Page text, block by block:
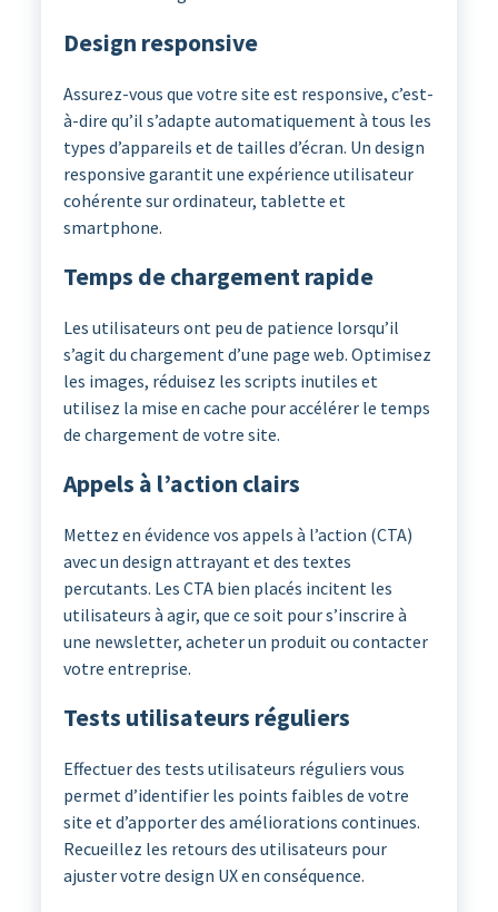
Design responsive
Assurez-vous que votre site est responsive, c’est-
à-dire qu’il s’adapte automatiquement à tous les
types d’appareils et de tailles d’écran. Un design
responsive garantit une expérience utilisateur
cohérente sur ordinateur, tablette et
smartphone.
Temps de chargement rapide
Les utilisateurs ont peu de patience lorsqu’il
s’agit du chargement d’une page web. Optimisez
les images, réduisez les scripts inutiles et
utilisez la mise en cache pour accélérer le temps
de chargement de votre site.
Appels à l’action clairs
Mettez en évidence vos appels à l’action (CTA)
avec un design attrayant et des textes
percutants. Les CTA bien placés incitent les
utilisateurs à agir, que ce soit pour s’inscrire à
une newsletter, acheter un produit ou contacter
votre entreprise.
Tests utilisateurs réguliers
Effectuer des tests utilisateurs réguliers vous
permet d’identifier les points faibles de votre
site et d’apporter des améliorations continues.
Recueillez les retours des utilisateurs pour
ajuster votre design UX en conséquence.